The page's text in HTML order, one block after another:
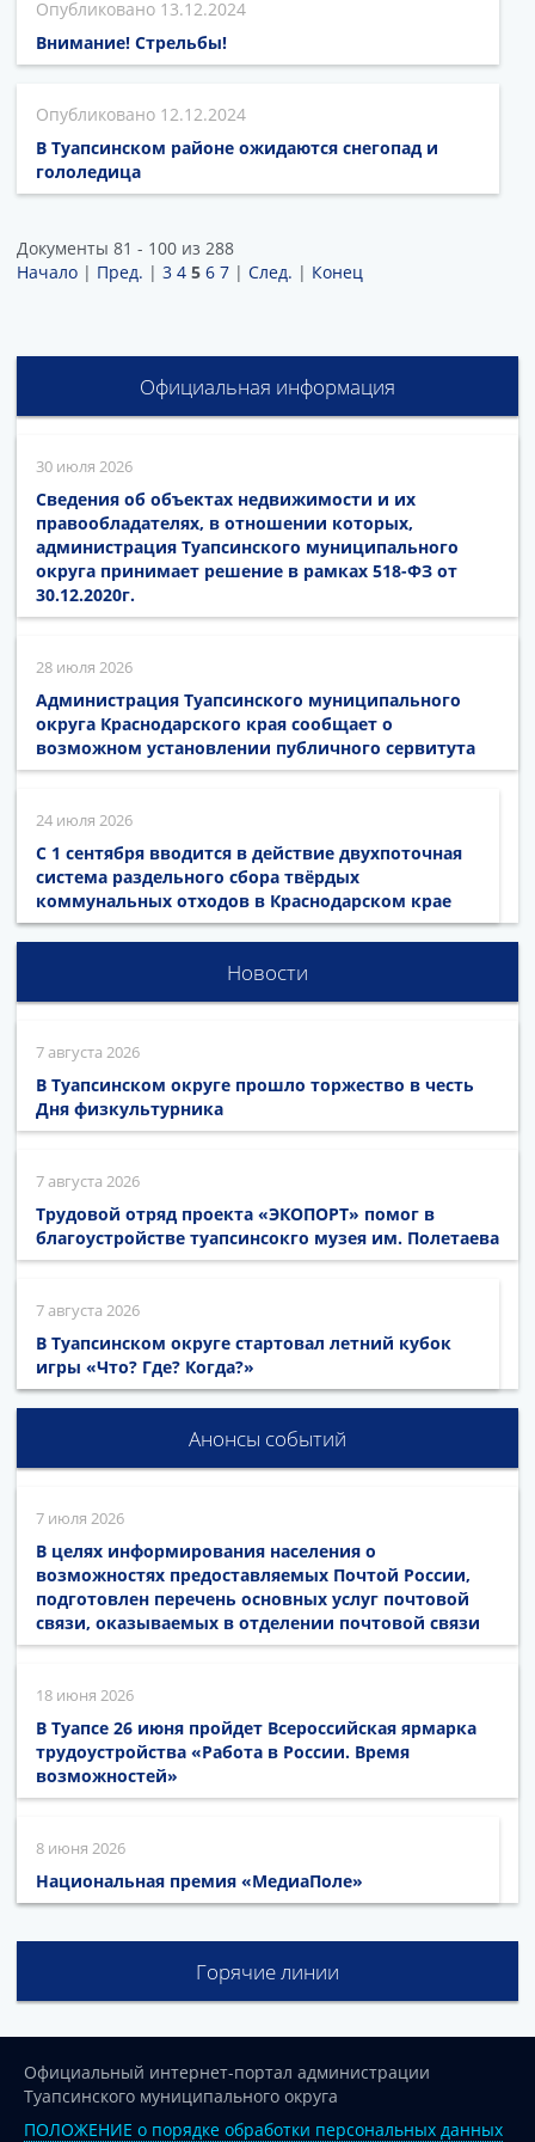
13.12.2024
Внимание! Стрельбы!
12.12.2024
В Туапсинском районе ожидаются снегопад и
гололедица
Документы 81 - 100 из 288
Начало | Пред. | 3 4 5 6 7 | След. | Конец
Официальная информация
30 июля 2026
Сведения об объектах недвижимости и их
правообладателях, в отношении которых,
администрация Туапсинского муниципального
округа принимает решение в рамках 518-ФЗ от
30.12.2020г.
28 июля 2026
Администрация Туапсинского муниципального
округа Краснодарского края сообщает о
возможном установлении публичного сервитута
24 июля 2026
С 1 сентября вводится в действие двухпоточная
система раздельного сбора твёрдых
коммунальных отходов в Краснодарском крае
Новости
7 августа 2026
В Туапсинском округе прошло торжество в честь
Дня физкультурника
7 августа 2026
Трудовой отряд проекта «ЭКОПОРТ» помог в
благоустройстве туапсинсокго музея им. Полетаева
7 августа 2026
В Туапсинском округе стартовал летний кубок
игры «Что? Где? Когда?»
Анонсы событий
7 июля 2026
В целях информирования населения о
возможностях предоставляемых Почтой России,
подготовлен перечень основных услуг почтовой
связи, оказываемых в отделении почтовой связи
18 июня 2026
В Туапсе 26 июня пройдет Всероссийская ярмарка
трудоустройства «Работа в России. Время
возможностей»
8 июня 2026
Национальная премия «МедиаПоле»
Горячие линии
Официальный интернет-портал администрации
Туапсинского муниципального округа
ПОЛОЖЕНИЕ о порядке обработки персональных данных